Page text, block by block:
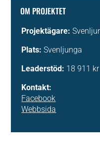
OM PROJEKTET
Projektägare:
Plats: Svenljunga
Leaderstöd: 18 911 kr
Kontakt:
Facebook
Webbsida